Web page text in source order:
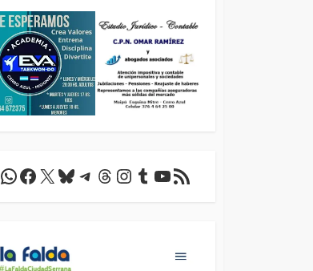
WhatsApp
Facebook
X Bluesky
Telegram
Threads
Instagram
Tumblr
YouTube
Feed RSS